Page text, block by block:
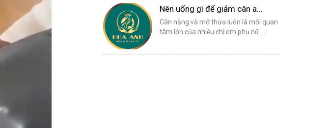
Nên uống gì để giảm cân a...
Cân nặng và mỡ thừa luôn là mối quan
tâm lớn của nhiều chị em phụ nữ. ...